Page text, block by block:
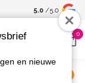
Spaar voor
kortingen
5.0 /5.0
0
en nieuwe